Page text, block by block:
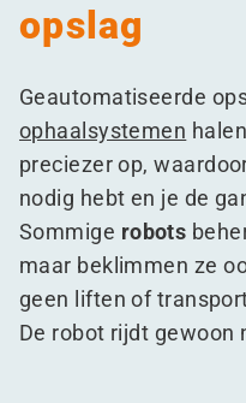
opslag
Geautomatiseerde
ophaalsystemen
preciezer op,
nodig hebt en je de
Sommige robots
maar beklimmen ze
geen liften of
De robot rijdt gewoon